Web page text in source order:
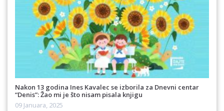
Nakon 13 godina Ines Kavalec se izborila za Dnevni centar
“Denis”: Žao mi je što nisam pisala knjigu
09 Januara, 2025